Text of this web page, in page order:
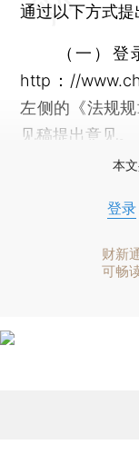
通过以下方式提
（一）登录
http：//
左侧的《法规
见稿提出意见。
本
登录
财新
可畅